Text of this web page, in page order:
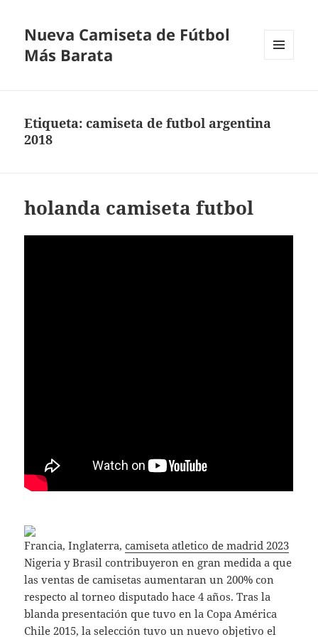
Nueva Camiseta de Fútbol
Más Barata
Etiqueta:camiseta de futbol argentina
2018
holanda camiseta futbol
Francia, Inglaterra,camiseta atletico de madrid 2023
Nigeria y Brasil contribuyeron en gran medida a que
las ventas de camisetas aumentaran un 200% con
respecto al torneo disputado hace 4 años. Tras la
blanda presentación que tuvo en la Copa América
Chile 2015, la selección tuvo un nuevo objetivo el